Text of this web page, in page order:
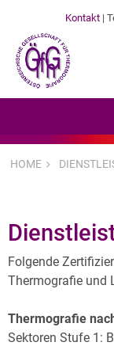
Kontakt |
Dienstleister
Hard- & Software
Expertenwissen &
HOME
Folgende
Thermografie und
Thermografie
Sektoren Stufe 1: